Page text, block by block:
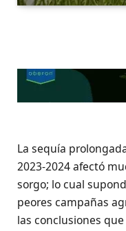
La sequía
2023-2024 afectó
sorgo; lo cual
peores campañas
las conclusiones